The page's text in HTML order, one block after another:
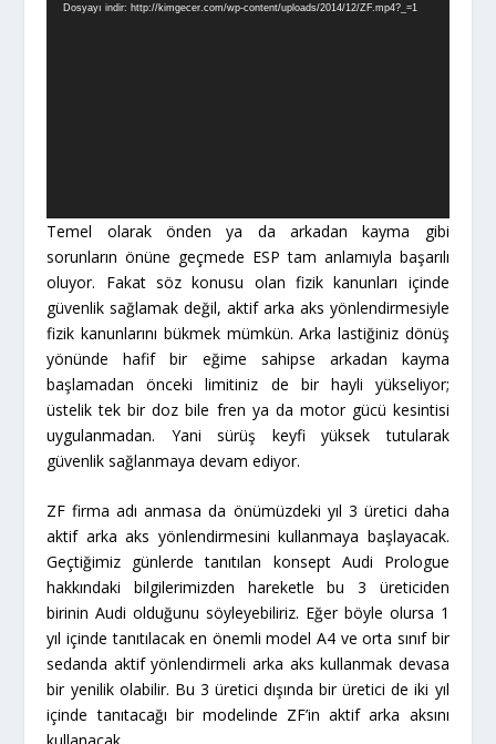
oynatıcı
Dosyayı indir: http://kimgecer.com/wp-content/uploads/2014/12/ZF.mp4?_=1
Temel olarak önden ya da arkadan kayma gibi
sorunların önüne geçmede ESP tam anlamıyla başarılı
oluyor. Fakat söz konusu olan fizik kanunları içinde
güvenlik sağlamak değil, aktif arka aks yönlendirmesiyle
fizik kanunlarını bükmek mümkün. Arka lastiğiniz dönüş
yönünde hafif bir eğime sahipse arkadan kayma
başlamadan önceki limitiniz de bir hayli yükseliyor;
üstelik tek bir doz bile fren ya da motor gücü kesintisi
uygulanmadan. Yani sürüş keyfi yüksek tutularak
güvenlik sağlanmaya devam ediyor.
ZF firma adı anmasa da önümüzdeki yıl 3 üretici daha
aktif arka aks yönlendirmesini kullanmaya başlayacak.
Geçtiğimiz günlerde tanıtılan konsept Audi Prologue
hakkındaki bilgilerimizden hareketle bu 3 üreticiden
birinin Audi olduğunu söyleyebiliriz. Eğer böyle olursa 1
yıl içinde tanıtılacak en önemli model A4 ve orta sınıf bir
sedanda aktif yönlendirmeli arka aks kullanmak devasa
bir yenilik olabilir. Bu 3 üretici dışında bir üretici de iki yıl
içinde tanıtacağı bir modelinde ZF’in aktif arka aksını